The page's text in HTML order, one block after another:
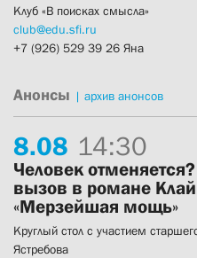
Клуб «В поисках смысла»
club@edu.sfi.ru
+7 (926) 529 39 26 Яна
Анонсы | архив анонсов
8.08 14:30
Человек
вызов в романе
«Мерзейшая мощь»
Круглый стол с участием
Ястребова